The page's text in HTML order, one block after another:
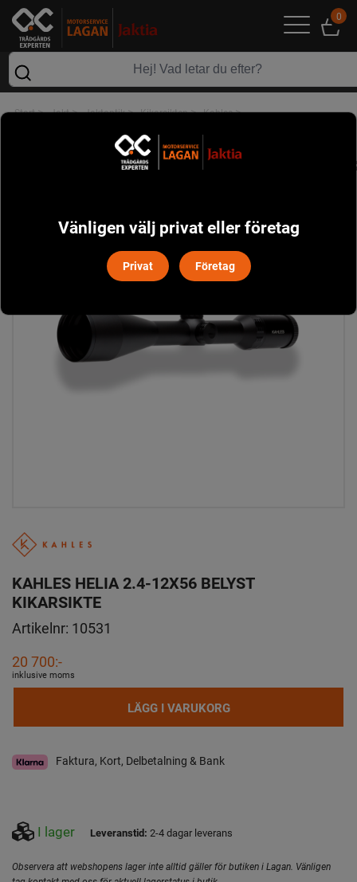
0
Start> Jakt> Jaktoptik> Kikarsikten> Kahles>
KAHLES HELIA 2.4-12X56 BELYST
KIKARSIKTE
Artikelnr: 10531
20 700:-
inklusive moms
LÄGG I VARUKORG
Faktura, Kort, Delbetalning & Bank
I lager Leveranstid: 2-4 dagar leverans
Observera att webshopens lager inte alltid gäller för butiken i Lagan. Vänligen
Vänligen välj privat eller företag
Privat Företag